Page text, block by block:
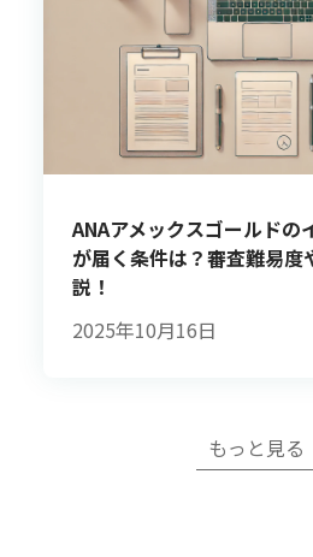
ANAアメックスゴールドの
が届く条件は？審査難易度
説！
2025年10月16日
もっと見る